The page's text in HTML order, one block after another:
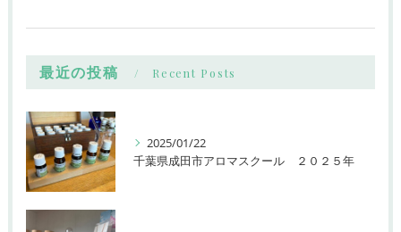
最近の投稿 Recent Posts
2025/01/22
千葉県成田市アロマスクール ２０２５年